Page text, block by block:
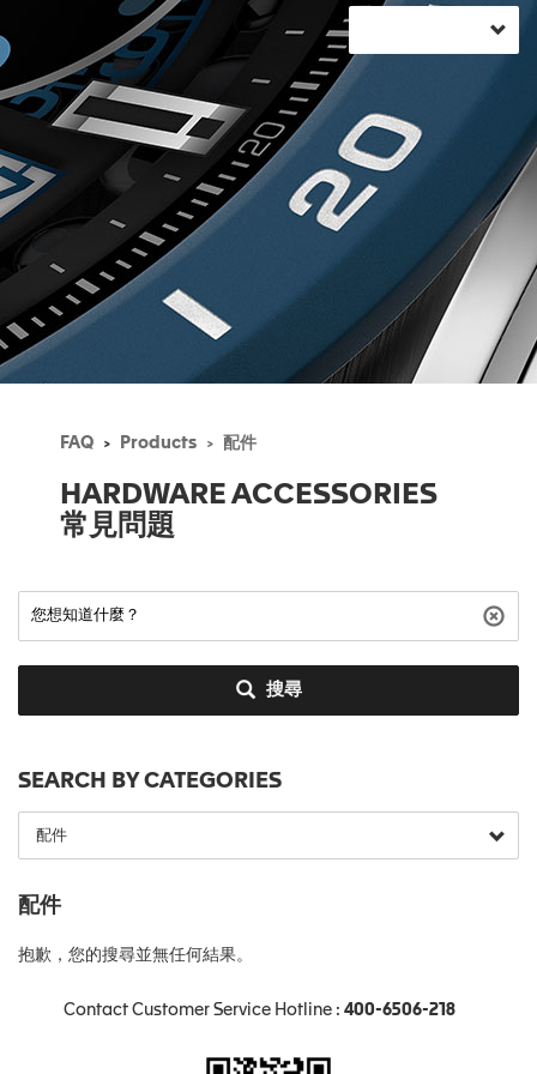
FAQ Products 配件
HARDWARE ACCESSORIES
常見問題
搜尋
SEARCH BY CATEGORIES
配件
抱歉，您的搜尋並無任何結果。
Contact Customer Service Hotline : 400-6506-218